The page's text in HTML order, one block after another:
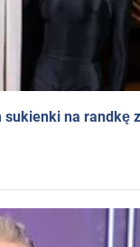
sukienki na randkę